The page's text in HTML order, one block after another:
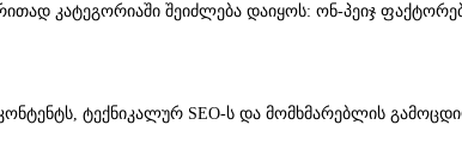
კატეგორიაში შეიძლება დაიყოს: ონ-პეიჯ
ტექნიკალურ SEO-ს და მომხმარებლის